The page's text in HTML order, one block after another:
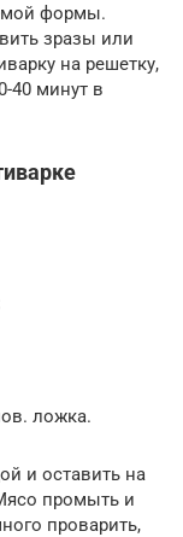
формы.
зразы или
на решетку,
40 минут в
ложка.
и оставить на
промыть и
проварить,